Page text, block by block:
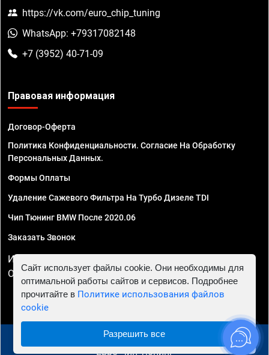
https://vk.com/euro_chip_tuning
WhatsApp: +79317082148
+7 (3952) 40-71-09
Правовая информация
Договор-Оферта
Политика Конфиденциальности. Согласие На Обработку
Персональных Данных.
Формы Оплаты
Удаление Сажевого Фильтра На Турбо Дизеле TDI
Чип Тюнинг BMW После 2020.06
Заказать Звонок
ИП Смирнов Георгий Павлович. ИНН 781302555843,
ОГРНИП 324470400032610
© 2010 - 2026 Чип тюнинг в Иркутске - Автосервис
"Евро Чип Тюнинг"
Сайт использует файлы cookie. Они необходимы для
оптимальной работы сайтов и сервисов. Подробнее
прочитайте в Политике использования файлов
cookie
Разрешить все